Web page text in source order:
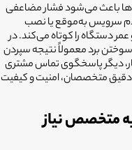
باعث می‌شود فشار مضاعفی
سرویس به‌موقع یا نصب
دستگاه را کوتاه می‌کند. در
برد معمولاً نتیجه سپردن
دیگر پاسخگوی تماس مشتری
دقیق متخصصان، امنیت و کیفیت
متخصص نیاز